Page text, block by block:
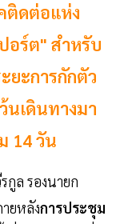
ติดต่อแห่ง
อร์ต" สำหรับ
ยะการกักตัว
นเดินทางมา
14 วัน
ล รองนายก
ยหลังการประชุม